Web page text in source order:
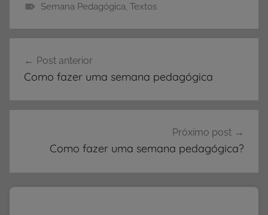
i
m
i
Semana Pedagógica Textos
de
Post anterior
Como fazer uma semana pedagógica
Próximo post
Como fazer uma semana pedagógica?